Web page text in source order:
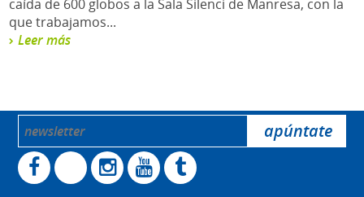
caída de 600 globos a la Sala Silenci de Manresa, con la
que trabajamos...
Leer más